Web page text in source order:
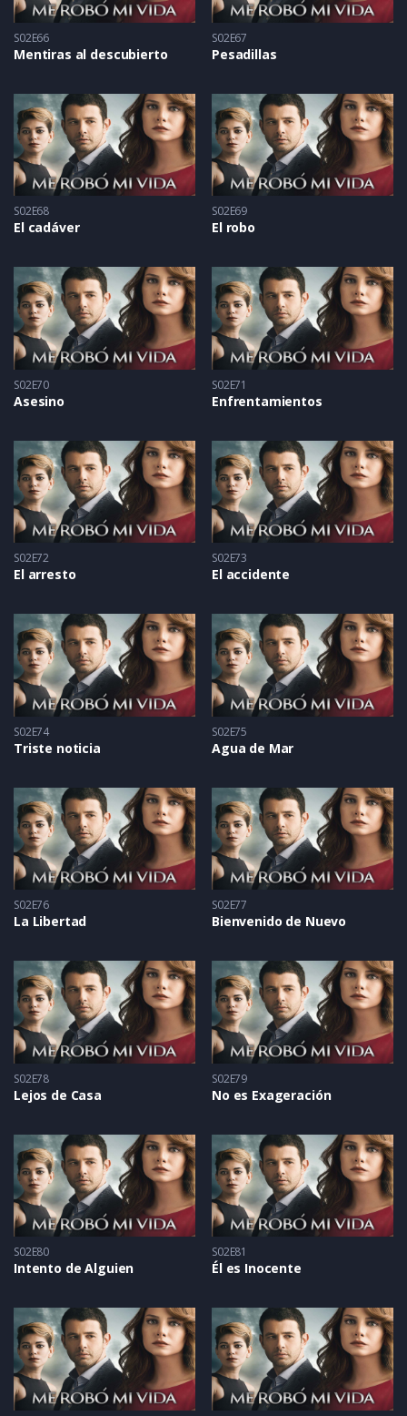
S02E66
Mentiras al descubierto
S02E67
Pesadillas
S02E68
El cadáver
S02E69
El robo
S02E70
Asesino
S02E71
Enfrentamientos
S02E72
El arresto
S02E73
El accidente
S02E74
Triste noticia
S02E75
Agua de Mar
S02E76
La Libertad
S02E77
Bienvenido de Nuevo
S02E78
Lejos de Casa
S02E79
No es Exageración
S02E80
Intento de Alguien
S02E81
Él es Inocente